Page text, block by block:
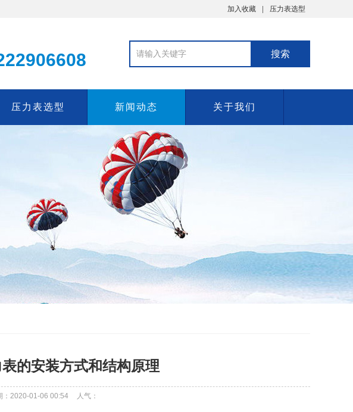
加入收藏 压力表选型
压力表选型 新闻动态 关于我们
的安装方式和结构原理
：2020-01-06 00:54 人气：